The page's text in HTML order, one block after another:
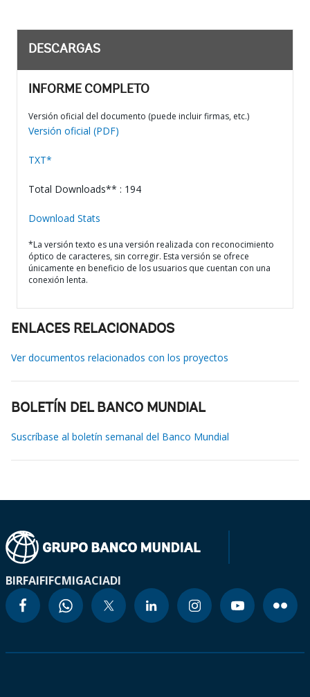
DESCARGAS
INFORME COMPLETO
Versión oficial del documento (puede incluir firmas, etc.)
Versión oficial (PDF)
TXT*
Total Downloads** : 194
Download Stats
*La versión texto es una versión realizada con reconocimiento
óptico de caracteres, sin corregir. Esta versión se ofrece
únicamente en beneficio de los usuarios que cuentan con una
conexión lenta.
ENLACES RELACIONADOS
Ver documentos relacionados con los proyectos
BOLETÍN DEL BANCO MUNDIAL
Suscríbase al boletín semanal del Banco Mundial
BIRFAIFIFCMIGACIADI